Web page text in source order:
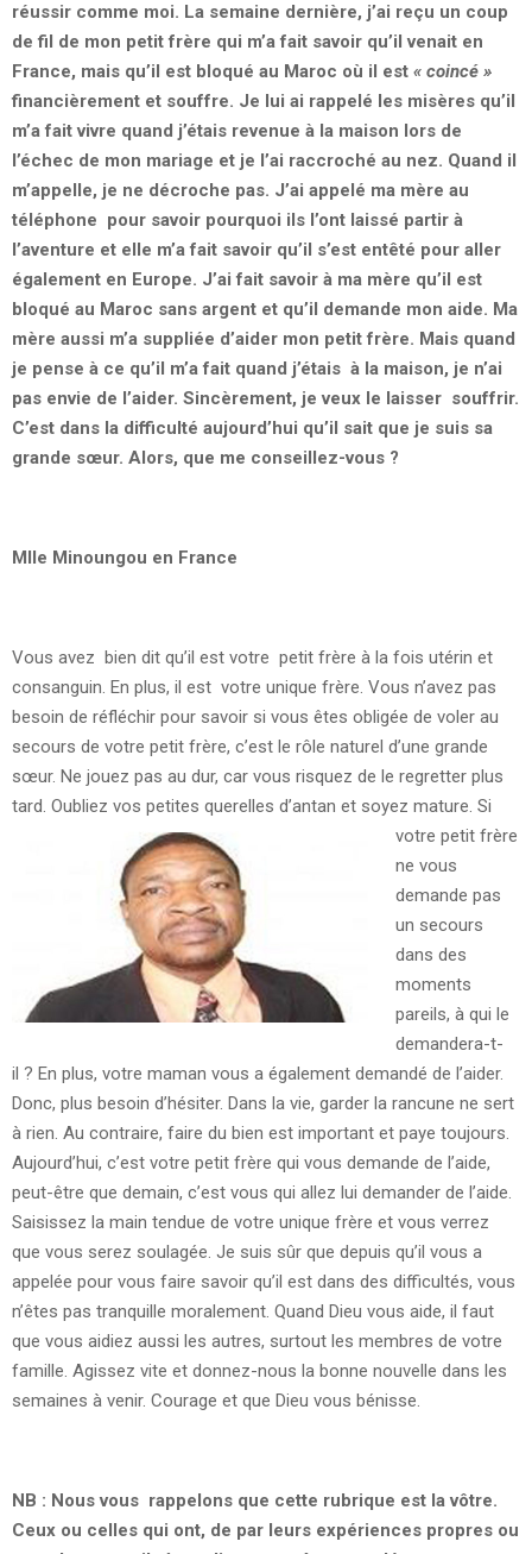
réussir comme moi. La semaine dernière, j’ai reçu un coup
de fil de mon petit frère qui m’a fait savoir qu’il venait en
France, mais qu’il est bloqué au Maroc où il est « coincé »
financièrement et souffre. Je lui ai rappelé les misères qu’il
m’a fait vivre quand j’étais revenue à la maison lors de
l’échec de mon mariage et je l’ai raccroché au nez. Quand il
m’appelle, je ne décroche pas. J’ai appelé ma mère au
téléphone pour savoir pourquoi ils l’ont laissé partir à
l’aventure et elle m’a fait savoir qu’il s’est entêté pour aller
également en Europe. J’ai fait savoir à ma mère qu’il est
bloqué au Maroc sans argent et qu’il demande mon aide. Ma
mère aussi m’a suppliée d’aider mon petit frère. Mais quand
je pense à ce qu’il m’a fait quand j’étais à la maison, je n’ai
pas envie de l’aider. Sincèrement, je veux le laisser souffrir.
C’est dans la difficulté aujourd’hui qu’il sait que je suis sa
grande sœur. Alors, que me conseillez-vous ?
Mlle Minoungou en France
Vous avez bien dit qu’il est votre petit frère à la fois utérin et
consanguin. En plus, il est votre unique frère. Vous n’avez pas
besoin de réfléchir pour savoir si vous êtes obligée de voler au
secours de votre petit frère, c’est le rôle naturel d’une grande
sœur. Ne jouez pas au dur, car vous risquez de le regretter plus
tard. Oubliez vos petites querelles d’antan et soyez mature. Si
votre petit frère
ne vous
demande pas
un secours
dans des
moments
pareils, à qui le
demandera-t-
il ? En plus, votre maman vous a également demandé de l’aider.
Donc, plus besoin d’hésiter. Dans la vie, garder la rancune ne sert
à rien. Au contraire, faire du bien est important et paye toujours.
Aujourd’hui, c’est votre petit frère qui vous demande de l’aide,
peut-être que demain, c’est vous qui allez lui demander de l’aide.
Saisissez la main tendue de votre unique frère et vous verrez
que vous serez soulagée. Je suis sûr que depuis qu’il vous a
appelée pour vous faire savoir qu’il est dans des difficultés, vous
n’êtes pas tranquille moralement. Quand Dieu vous aide, il faut
que vous aidiez aussi les autres, surtout les membres de votre
famille. Agissez vite et donnez-nous la bonne nouvelle dans les
semaines à venir. Courage et que Dieu vous bénisse.
NB : Nous vous rappelons que cette rubrique est la vôtre.
Ceux ou celles qui ont, de par leurs expériences propres ou